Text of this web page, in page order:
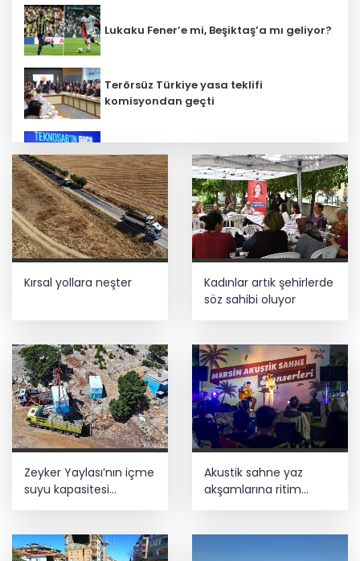
Lukaku Fener’e mi, Beşiktaş’a mı geliyor?
Terörsüz Türkiye yasa teklifi
komisyondan geçti
önde! Dev lansmanda neler oldu?
İş Bankası Grubu üst yönetiminde görev
değişimi
Trabzon iklim ve enerji ağında
başlıyor
Kırsal yollara neşter
Kadınlar artık şehirlerde
söz sahibi oluyor
Zeyker Yaylası’nın içme
suyu kapasitesi
güçlendirildi
Akustik sahne yaz
akşamlarına ritim
katıyor